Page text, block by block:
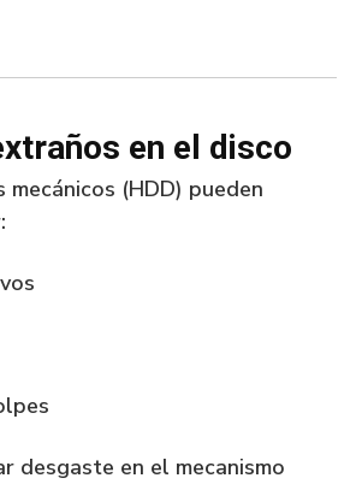
en el disco
mecánicos (HDD) pueden
desgaste en el mecanismo